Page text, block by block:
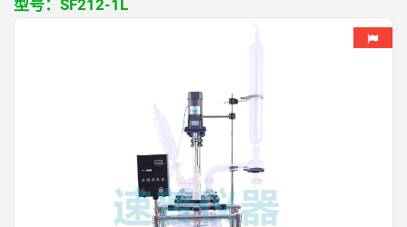
型号： SF212-1L